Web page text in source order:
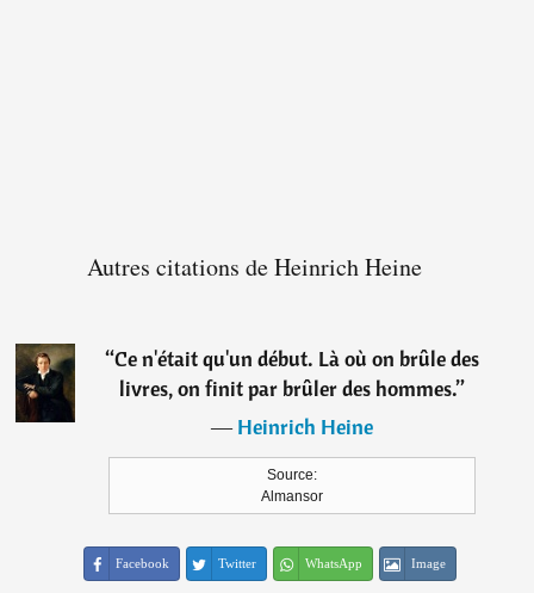
Autres citations de Heinrich Heine
“Ce n'était qu'un début. Là où on brûle des
livres, on finit par brûler des hommes.”
―Heinrich Heine
Source:
Almansor
Facebook Twitter WhatsApp Image